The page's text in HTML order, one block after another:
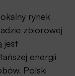
rynek
zbiorowej
jest
energii
Polski